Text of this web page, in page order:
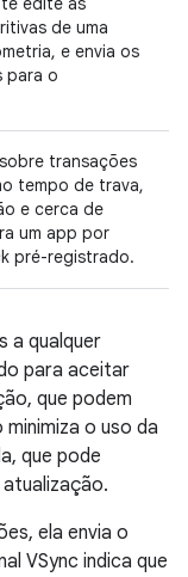
de uma
e envia os
para o
transações
tempo de trava,
e cerca de
um app por
pré-registrado.
a qualquer
para aceitar
que podem
o uso da
que pode
ela envia o
VSync indica que